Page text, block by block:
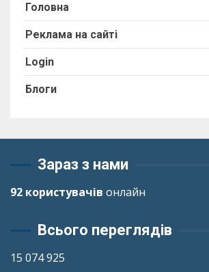
Головна
Реклама на сайті
Login
Блоги
Зараз з нами
92 користувачів онлайн
Всього переглядів
15 074 925